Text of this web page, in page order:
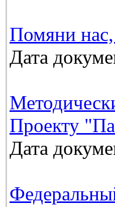
Помяни
Дата
Проекту
Дата